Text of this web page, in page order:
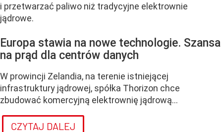
i przetwarzać paliwo niż tradycyjne elektrownie
jądrowe.
Europa stawia na nowe technologie. Szansa
na prąd dla centrów danych
W prowincji Zelandia, na terenie istniejącej
infrastruktury jądrowej, spółka Thorizon chce
zbudować komercyjną elektrownię jądrową...
CZYTAJ DALEJ